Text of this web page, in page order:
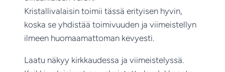
Kristallivalaisin toimii tässä erityisen hyvin,
koska se yhdistää toimivuuden ja viimeistellyn
ilmeen huomaamattoman kevyesti.
Laatu näkyy kirkkaudessa ja viimeistelyssä.